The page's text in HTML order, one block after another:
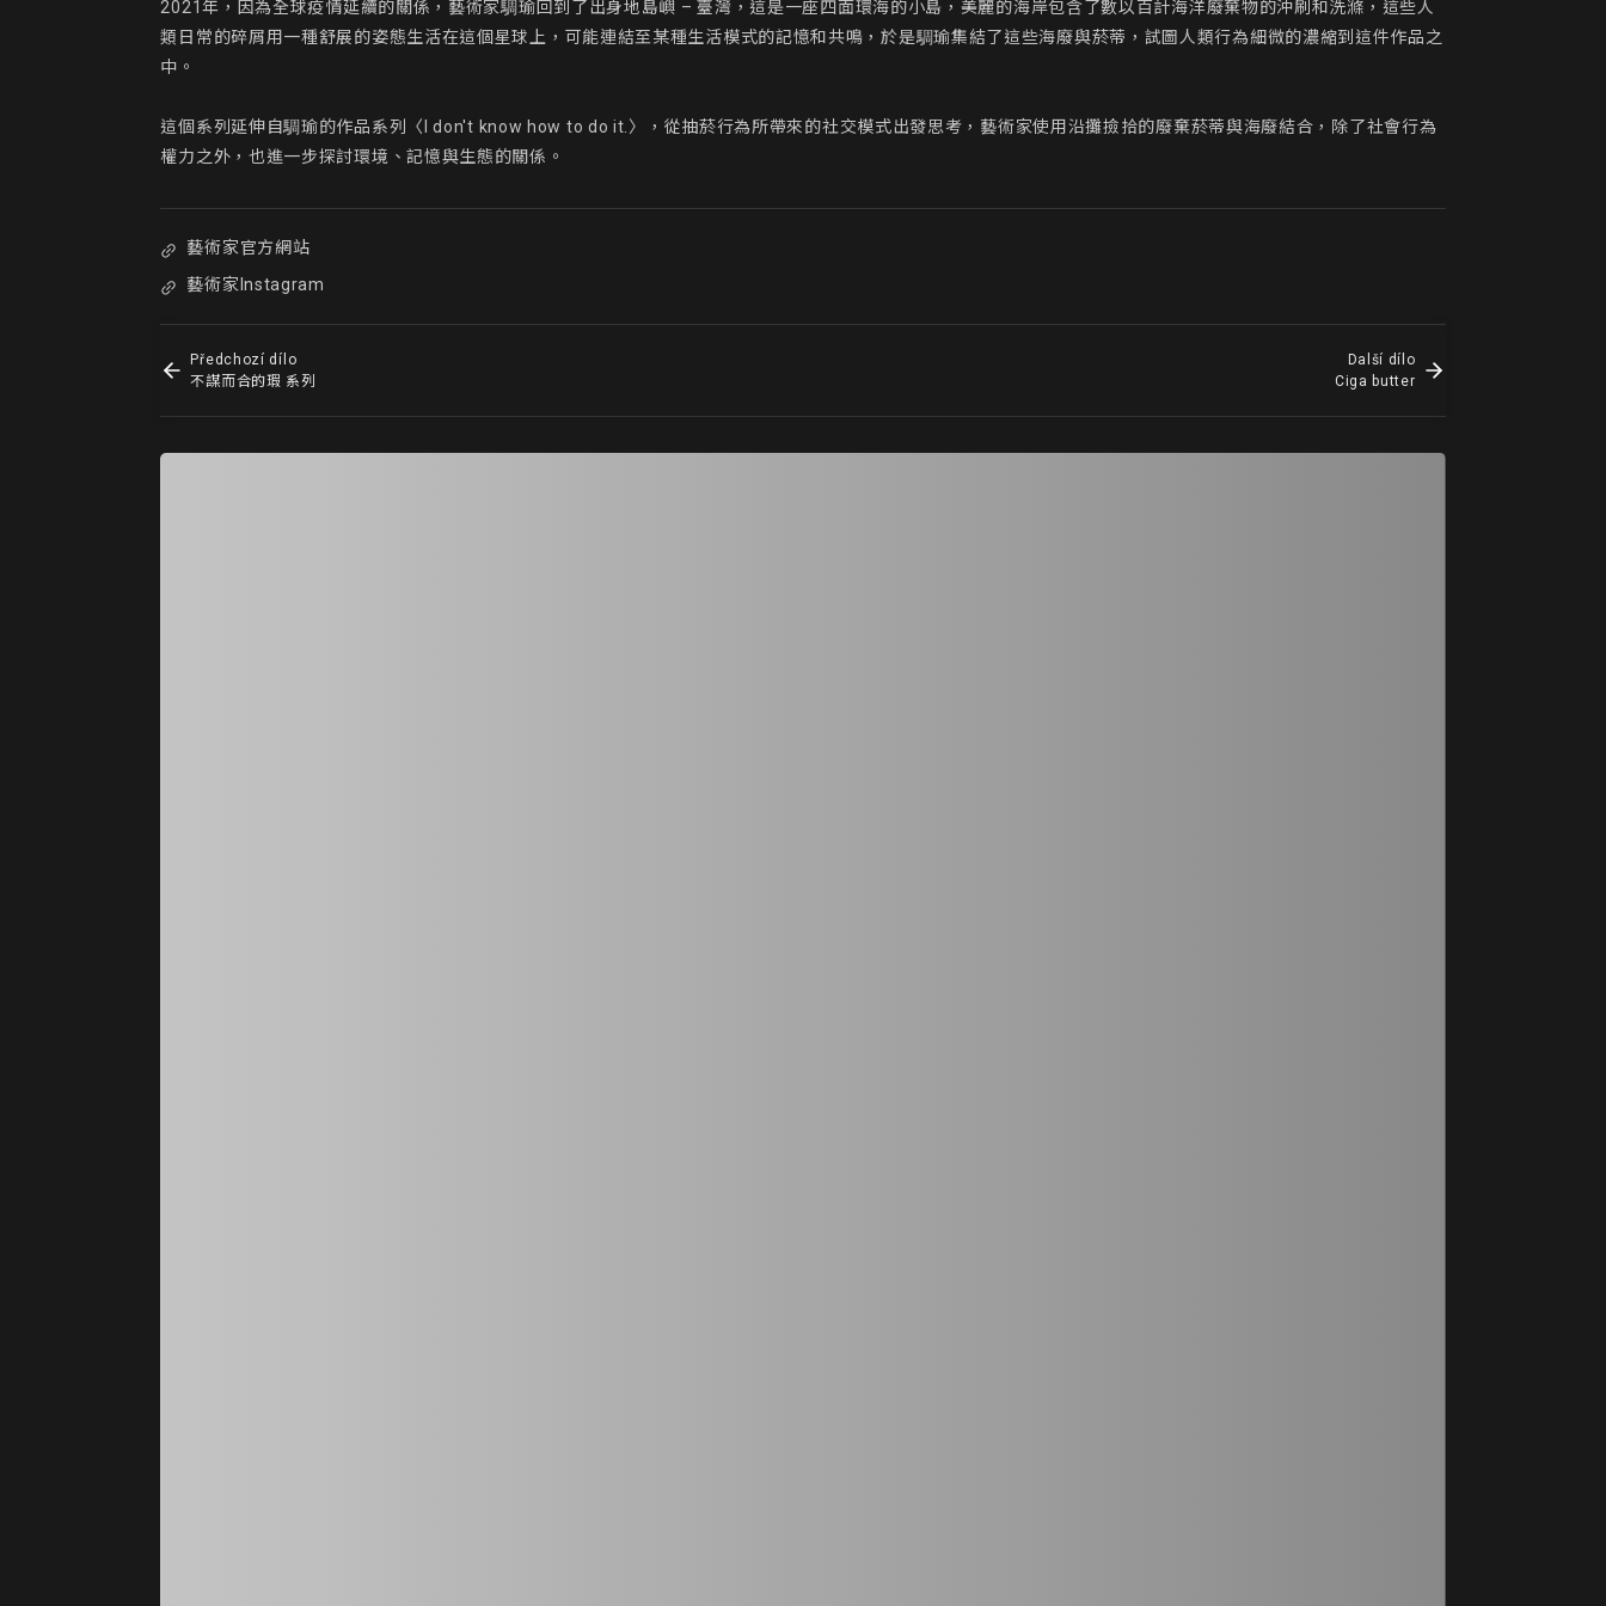
2021年，因為全球疫情延續的關係，藝術家騆瑜回到了出身地島嶼 – 臺灣，這是一座四面環海的小島，美麗的海岸包含了數以百計海洋廢棄物的沖刷和洗滌，這些人
類日常的碎屑用一種舒展的姿態生活在這個星球上，可能連結至某種生活模式的記憶和共鳴，於是騆瑜集結了這些海廢與菸蒂，試圖人類行為細微的濃縮到這件作品之
中。
這個系列延伸自騆瑜的作品系列〈I don't know how to do it.〉，從抽菸行為所帶來的社交模式出發思考，藝術家使用沿攤撿拾的廢棄菸蒂與海廢結合，除了社會行為
權力之外，也進一步探討環境、記憶與生態的關係。
藝術家官方網站
藝術家Instagram
Předchozí dílo
不謀而合的瑕 系列
Další dílo
Ciga butter